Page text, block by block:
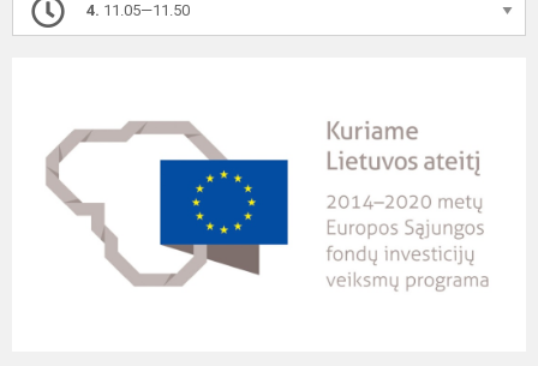
4. 11.05—11.50